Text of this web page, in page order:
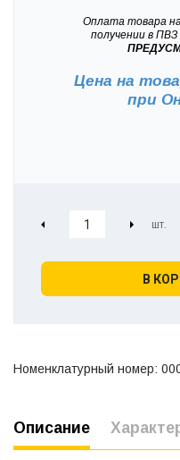
Оплата товара
получении в
Цена на
при
В
Номенклатурный номер:
Описание